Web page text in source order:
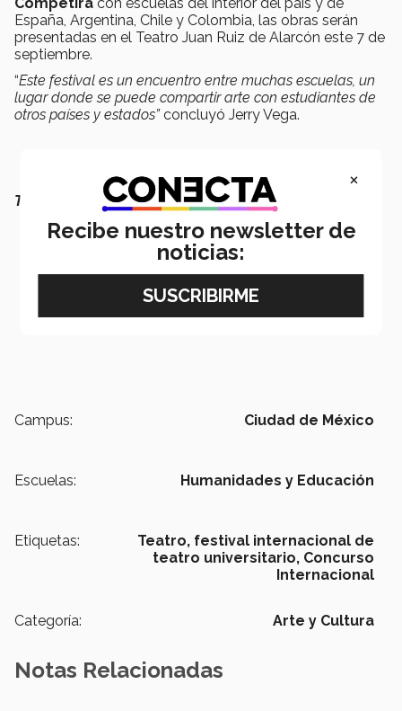
Competirá con escuelas del interior del país y de
España, Argentina, Chile y Colombia, las obras serán
presentadas en el Teatro Juan Ruiz de Alarcón este 7 de
septiembre.
“Este festival es un encuentro entre muchas escuelas, un
lugar donde se puede compartir arte con estudiantes de
otros países y estados”concluyó Jerry Vega.
TAMBIÉN QUERRÁS LEER:
Campus: Ciudad de México
Escuelas: Humanidades y Educación
Etiquetas: Teatro, festival internacional de
teatro universitario, Concurso
Internacional
Categoría: Arte y Cultura
Notas Relacionadas
×
Recibe nuestro newsletter de
noticias: